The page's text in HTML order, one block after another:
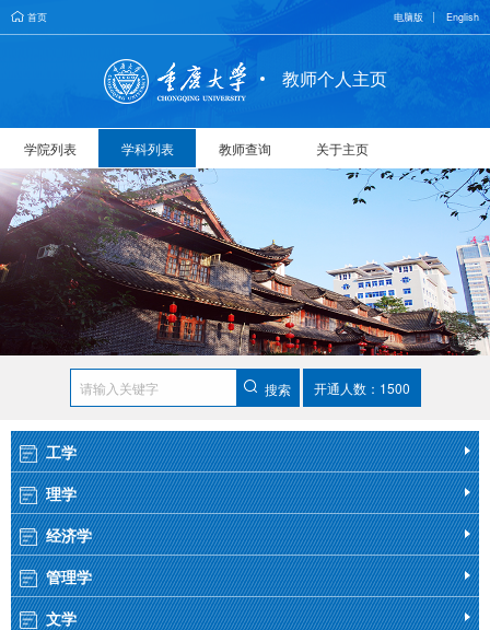
首页 电脑版 English
教师个人主页
学院列表 学科列表 教师查询 关于主页
搜索 开通人数：1500
工学
理学
经济学
管理学
文学